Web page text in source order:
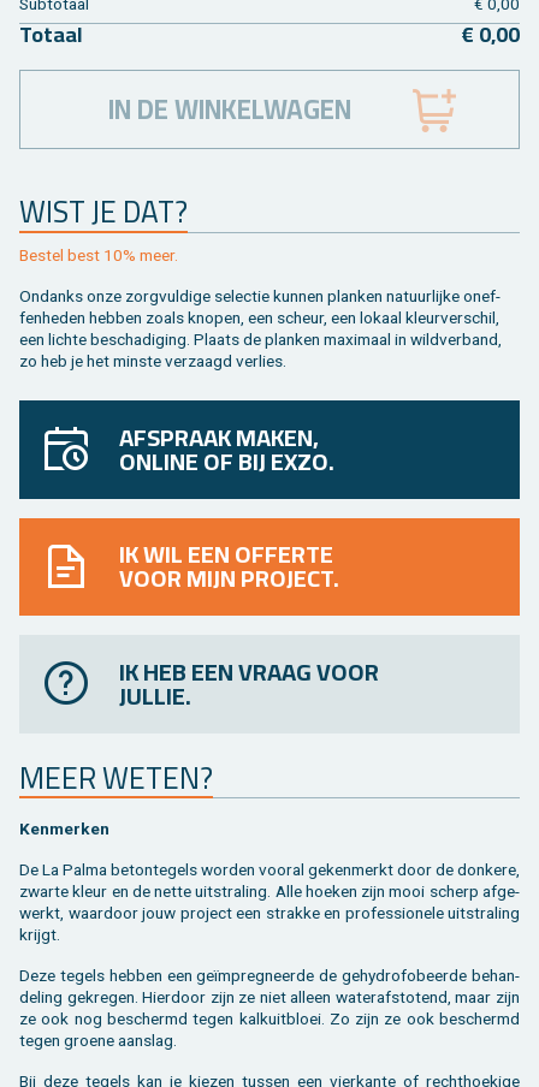
WIST JE DAT?
Be­stel best 10% meer.
On­danks onze zorg­vul­di­ge se­lec­tie kun­nen plan­ken na­tuur­lij­ke on­ef­
fen­he­den heb­ben zoals kno­pen, een scheur, een lo­kaal kleur­ver­schil,
een lich­te be­scha­di­ging. Plaats de plan­ken maxi­maal in wild­ver­band,
zo heb je het min­ste ver­zaagd ver­lies.
To­taal € 0,00
IN DE WINKELWAGEN
AFSPRAAK MAKEN,
ONLINE OF BIJ EXZO.
IK WIL EEN OFFERTE
VOOR MIJN PROJECT.
IK HEB EEN VRAAG VOOR
JULLIE.
MEER WETEN?
Ken­mer­ken
De La Palma be­ton­te­gels wor­den voor­al ge­ken­merkt door de don­ke­re,
zwar­te kleur en de nette uit­stra­ling. Alle hoe­ken zijn mooi scherp af­ge­
werkt, waar­door jouw pro­ject een strak­ke en pro­fes­si­o­ne­le uit­stra­ling
krijgt.
Deze te­gels heb­ben een geïmpreg­neer­de de ge­hy­dro­fo­beer­de be­han­
de­ling ge­kre­gen. Hier­door zijn ze niet al­leen wa­ter­af­sto­tend, maar zijn
ze ook nog be­schermd tegen kalkuit­bloei. Zo zijn ze ook be­schermd
tegen groe­ne aan­slag.
Bij deze te­gels kan je kie­zen tus­sen een vier­kan­te of recht­hoe­ki­ge